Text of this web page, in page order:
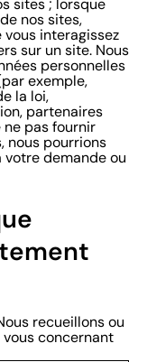
sites ; lorsque
nos sites,
interagissez
sur un site. Nous
personnelles
exemple,
la loi,
partenaires
ne pas fournir
nous pourrions
votre demande ou
recueillons ou
concernant